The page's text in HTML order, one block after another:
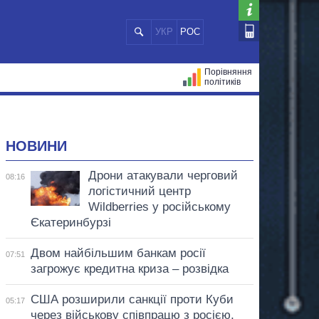
УКР РОС
Порівняння
політиків
НОВИНИ
08:16
Дрони атакували черговий
логістичний центр
Wildberries у російському
Єкатеринбурзі
07:51
Двом найбільшим банкам росії
загрожує кредитна криза – розвідка
05:17
США розширили санкції проти Куби
через військову співпрацю з росією,